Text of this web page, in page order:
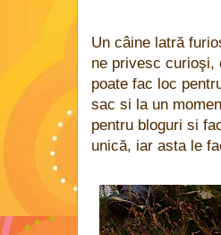
Un câine latră
ne privesc curioşi,
poate fac loc
sac si la un
pentru bloguri si
unică, iar asta le